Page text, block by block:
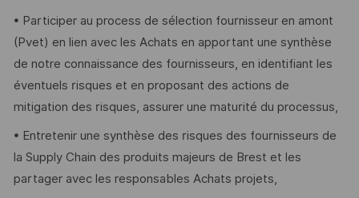
• Participer au process de sélection fournisseur en amont
(Pvet) en lien avec les Achats en apportant une synthèse
de notre connaissance des fournisseurs, en identifiant les
éventuels risques et en proposant des actions de
mitigation des risques, assurer une maturité du processus,
• Entretenir une synthèse des risques des fournisseurs de
la Supply Chain des produits majeurs de Brest et les
partager avec les responsables Achats projets,